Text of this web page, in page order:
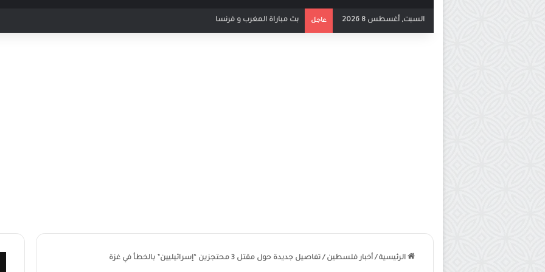
السبت, أغسطس 8 2026 عاجل مباشر مباراة مصر و الارجنتين
الرئيسية / أخبار فلسطين / تفاصيل جديدة حول مقتل 3 محتجزين “إسرائيليين” بالخطأ في غزة